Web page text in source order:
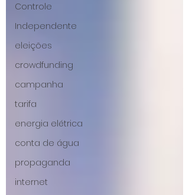
Controle
Independente
eleições
crowdfunding
campanha
tarifa
energia elétrica
conta de água
propaganda
internet